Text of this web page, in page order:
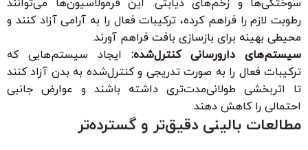
سوختگی‌ها و زخم‌های دیابتی. این فرمولاسیون‌ها می‌توانند
رطوبت لازم را فراهم کرده، ترکیبات فعال را به آرامی آزاد کنند و
محیطی بهینه برای بازسازی بافت فراهم آورند.
سیستم‌های دارورسانی کنترل‌شده: ایجاد سیستم‌هایی که
ترکیبات فعال را به صورت تدریجی و کنترل‌شده به بدن آزاد کنند
تا اثربخشی طولانی‌مدت‌تری داشته باشند و عوارض جانبی
احتمالی را کاهش دهند.
مطالعات بالینی دقیق‌تر و گسترده‌تر